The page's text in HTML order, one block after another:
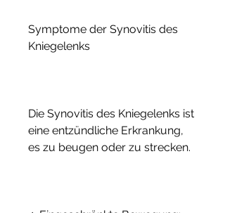
Symptome der Synovitis des
Kniegelenks
Die Synovitis des Kniegelenks ist
eine entzündliche Erkrankung,
es zu beugen oder zu strecken.